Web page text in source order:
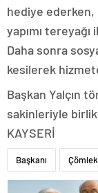
hediye ederken,
yapımı
Daha sonra
kesilerek
Başkan Yalçın
sakinleriyle
KAYSERİ
Başkanı